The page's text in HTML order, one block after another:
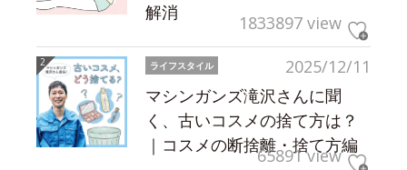
解消
1833897 view
2025/12/11
ライフスタイル
マシンガンズ滝沢さんに聞
く、古いコスメの捨て方は？
｜コスメの断捨離・捨て方編
65891 view